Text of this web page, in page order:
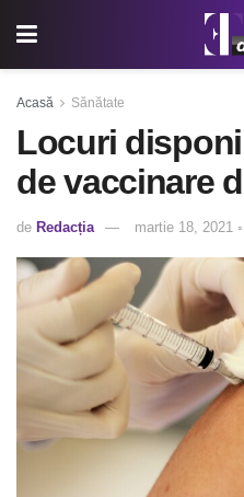
Acasă Sănătate
Locuri
de vaccinare
de Redacția martie 18, 2021